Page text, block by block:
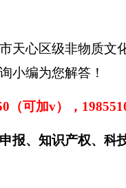
天心区级非物质文
小编为您解答！
（可加v），
报、知识产权、